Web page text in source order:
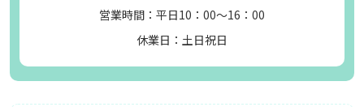
営業時間：平日10：00～16：00
休業日：土日祝日